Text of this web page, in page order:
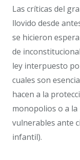
Las críticas del
llovido desde
se hicieron
de
ley interpuesto
cuales son
hacen a la
monopolios o a
vulnerables ante
infantil).